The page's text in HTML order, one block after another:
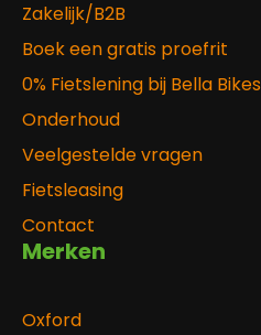
Zakelijk/B2B
Boek een gratis proefrit
0% Fietslening bij Bella Bikes
Onderhoud
Veelgestelde vragen
Fietsleasing
Contact
Merken
Oxford